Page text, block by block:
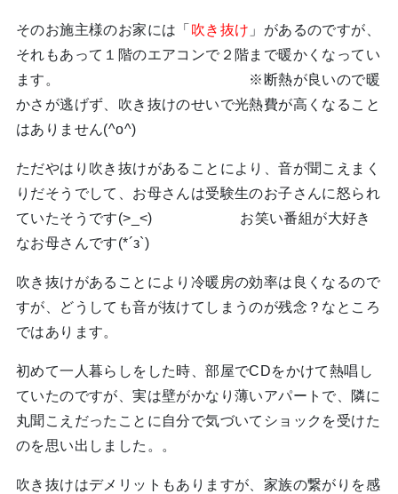
そのお施主様のお家には「 吹き抜け 」があるのですが、
それもあって１階のエアコンで２階まで暖かくなってい
ます。 ※断熱が良いので暖
かさが逃げず、吹き抜けのせいで光熱費が高くなること
はありません(^o^)
ただやはり吹き抜けがあることにより、音が聞こえまく
りだそうでして、お母さんは受験生のお子さんに怒られ
ていたそうです(>_<) お笑い番組が大好き
なお母さんです(*´з`)
吹き抜けがあることにより冷暖房の効率は良くなるので
すが、どうしても音が抜けてしまうのが残念？なところ
ではあります。
初めて一人暮らしをした時、部屋でCDをかけて熱唱し
ていたのですが、実は壁がかなり薄いアパートで、隣に
丸聞こえだったことに自分で気づいてショックを受けた
のを思い出しました。。
吹き抜けはデメリットもありますが、家族の繋がりを感